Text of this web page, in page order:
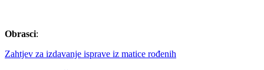
Obrasci:
Zahtjev za izdavanje isprave iz matice rođenih